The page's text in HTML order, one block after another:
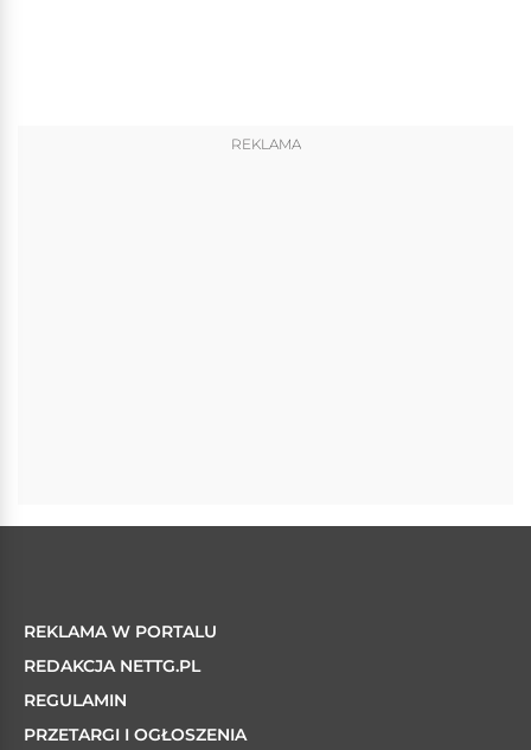
REKLAMA
REKLAMA W PORTALU
REDAKCJA NETTG.PL
REGULAMIN
PRZETARGI I OGŁOSZENIA